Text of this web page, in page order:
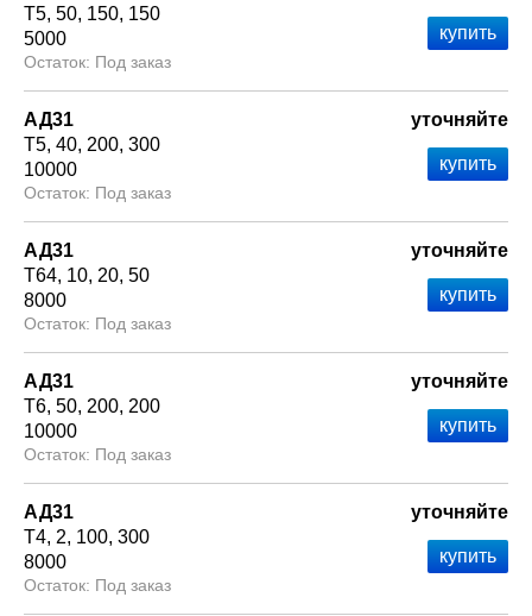
Т5 50 150 150
5000
Под заказ
АД31
Т5 40 200 300
10000
Под заказ
уточняйте
АД31
Т64 10 20 50
8000
Под заказ
уточняйте
АД31
Т6 50 200 200
10000
Под заказ
уточняйте
АД31
Т4 2 100 300
8000
Под заказ
уточняйте